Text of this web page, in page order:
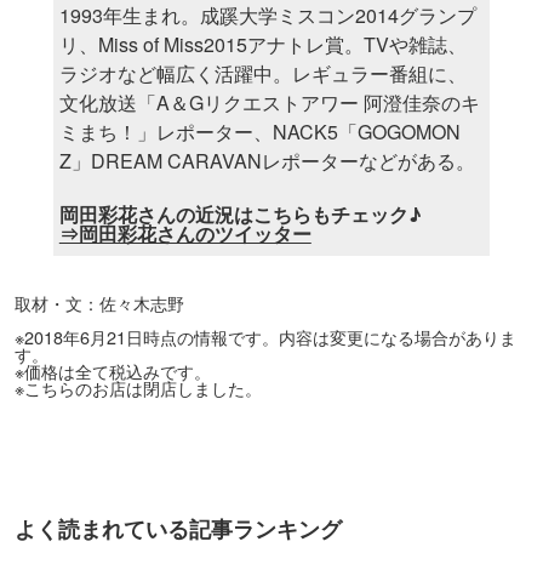
1993年生まれ。成蹊大学ミスコン2014グランプ
リ、Miss of Miss2015アナトレ賞。TVや雑誌、
ラジオなど幅広く活躍中。レギュラー番組に、
文化放送「A＆Gリクエストアワー 阿澄佳奈のキ
ミまち！」レポーター、NACK5「GOGOMON
Z」DREAM CARAVANレポーターなどがある。
岡田彩花さんの近況はこちらもチェック♪
⇒岡田彩花さんのツイッター
取材・文：佐々木志野
※2018年6月21日時点の情報です。内容は変更になる場合がありま
す。
※価格は全て税込みです。
※こちらのお店は閉店しました。
よく読まれている記事ランキング